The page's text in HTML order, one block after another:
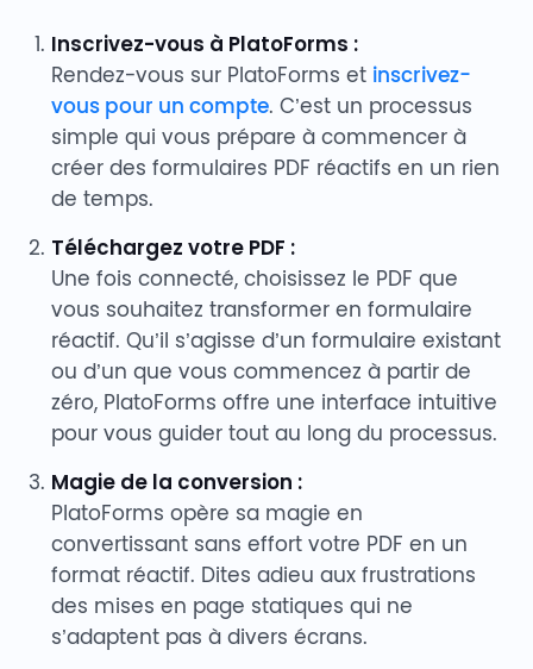
Inscrivez-vous à PlatoForms :
Rendez-vous sur PlatoForms et inscrivez-
vous pour un compte. C’est un processus
simple qui vous prépare à commencer à
créer des formulaires PDF réactifs en un rien
de temps.
Téléchargez votre PDF :
Une fois connecté, choisissez le PDF que
vous souhaitez transformer en formulaire
réactif. Qu’il s’agisse d’un formulaire existant
ou d’un que vous commencez à partir de
zéro, PlatoForms offre une interface intuitive
pour vous guider tout au long du processus.
Magie de la conversion :
PlatoForms opère sa magie en
convertissant sans effort votre PDF en un
format réactif. Dites adieu aux frustrations
des mises en page statiques qui ne
s’adaptent pas à divers écrans.